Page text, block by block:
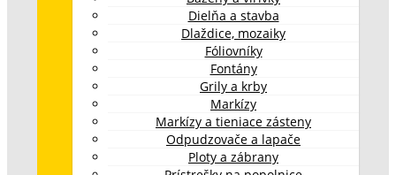
Dielňa a stavba
Dlaždice, mozaiky
Fóliovníky
Fontány
Grily a krby
Markízy
Markízy a tieniace zásteny
Odpudzovače a lapače
Ploty a zábrany